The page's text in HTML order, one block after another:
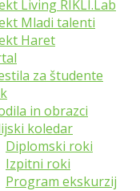
Living RIKLI.Lab
Mladi talenti
Haret
za študente
in obrazci
koledar
Diplomski roki
Izpitni roki
Program ekskurzij